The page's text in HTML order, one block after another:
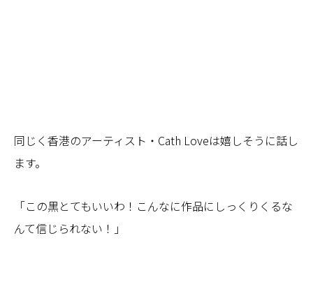
同じく香港のアーティスト・Cath Loveは嬉しそうに話し
ます。
「この黒とてもいいわ！こんなに作品にしっくりくるな
んて信じられない！」